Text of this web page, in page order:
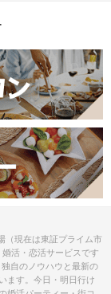
（現在は東証プライム市
活・恋活サービスです
自のノウハウと最新の
ます。今日・明日行け